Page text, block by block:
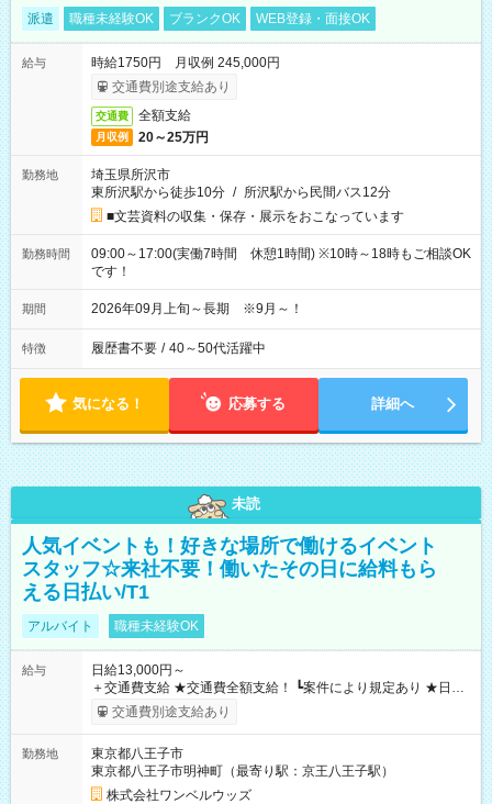
派遣 職種未経験OK ブランクOK WEB登録・面接OK
給与
時給1750円 月収例 245,000円
交通費別途支給あり
交通費 全額支給
月収例 20～25万円
勤務地
埼玉県所沢市
東所沢駅から徒歩10分 / 所沢駅から民間バス12分
■文芸資料の収集・保存・展示をおこなっています
勤務時間
09:00～17:00(実働7時間 休憩1時間) ※10時～18時もご相談OK
です！
期間 2026年09月上旬～長期 ※9月～！
特徴 履歴書不要 / 40～50代活躍中
気になる！ 応募する 詳細へ
未読
人気イベントも！好きな場所で働けるイベント
スタッフ☆来社不要！働いたその日に給料もら
える日払い/T1
アルバイト 職種未経験OK
給与
日給13,000円～
＋交通費支給 ★交通費全額支給！ ┗案件により規定あり ★日払
いOK！（規定あり） ┗働いたその日に現金GET♪ お仕事後はコ
ンビニATMから 日払い分を引き落とせます！ 【試用期間】試
交通費別途支給あり
勤務地
東京都八王子市
東京都八王子市明神町（最寄り駅：京王八王子駅）
株式会社ワンベルウッズ